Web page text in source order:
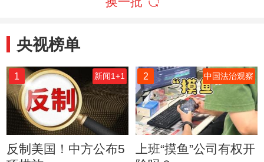
央视榜单
1 新闻1+1
反制美国！中方公布5
2 中国法治观察
上班“摸鱼”公司有权开